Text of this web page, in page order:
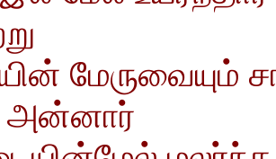
மேருவையும்
அன்னார்